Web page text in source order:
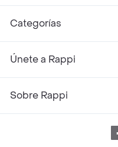
Categorías
Únete a Rappi
Sobre Rappi